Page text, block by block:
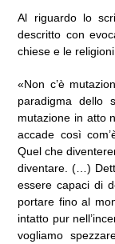
Al riguardo lo
descritto con
chiese e le
«Non c’è
paradigma dello
mutazione in atto
accade così
Quel che
diventare. (…)
essere capaci di
portare fino al
intatto pur
vogliamo